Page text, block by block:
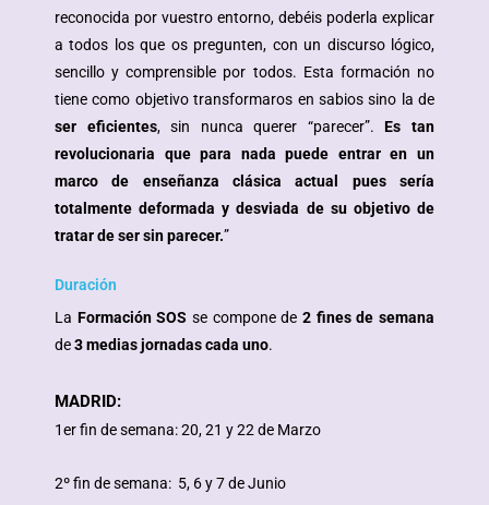
reconocida por vuestro entorno, debéis poderla explicar
a todos los que os pregunten, con un discurso lógico,
sencillo y comprensible por todos. Esta formación no
tiene como objetivo transformaros en sabios sino la de
ser eficientes, sin nunca querer “parecer”.Es tan
revolucionaria que para nada puede entrar en un
marco de enseñanza clásica actual pues sería
totalmente deformada y desviada de su objetivo de
tratar de ser sin parecer.”
Duración
La Formación SOS se compone de2 fines de semana
de3 medias jornadas cada uno.
MADRID:
1er fin de semana: 20, 21 y 22 de Marzo
2º fin de semana: 5, 6 y 7 de Junio